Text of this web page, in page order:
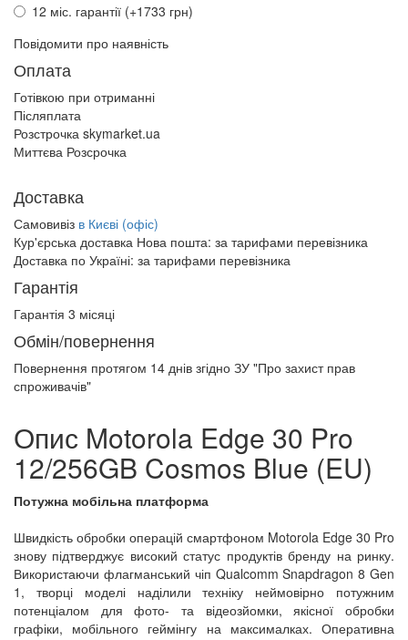
12 міс. гарантії (+1733 грн)
Повідомити про наявність
Оплата
Готівкою при отриманні
Післяплата
Розстрочка skymarket.ua
Миттєва Розсрочка
Доставка
Самовивіз в Києві (офіс)
Кур'єрська доставка Нова пошта: за тарифами перевізника
Доставка по Україні: за тарифами перевізника
Гарантія
Гарантія 3 місяці
Обмін/повернення
Повернення протягом 14 днів згідно ЗУ "Про захист прав
спроживачів"
Опис Motorola Edge 30 Pro
12/256GB Cosmos Blue (EU)
Потужна мобільна платформа
Швидкість обробки операцій смартфоном Motorola Edge 30 Pro
знову підтверджує високий статус продуктів бренду на ринку.
Використаючи флагманський чіп Qualcomm Snapdragon 8 Gen
1, творці моделі наділили техніку неймовірно потужним
потенціалом для фото- та відеозйомки, якісної обробки
графіки, мобільного геймінгу на максималках. Оперативна